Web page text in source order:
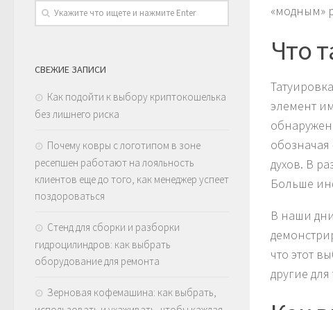
«модным»
Что
элемент
духов. В
Больше
В наши
что этот
другие
СВЕЖИЕ ЗАПИСИ
Как подойти к выбору криптокошелька
без лишнего риска
Почему ковры с логотипом в зоне
ресепшен работают на лояльность
клиентов еще до того, как менеджер успеет
поздороваться
Стенд для сборки и разборки
гидроцилиндров: как выбрать
оборудование для ремонта
Зерновая кофемашина: как выбрать,